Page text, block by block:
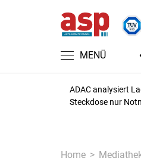
MENÜ
ADAC analysiert
Steckdose nur
Home